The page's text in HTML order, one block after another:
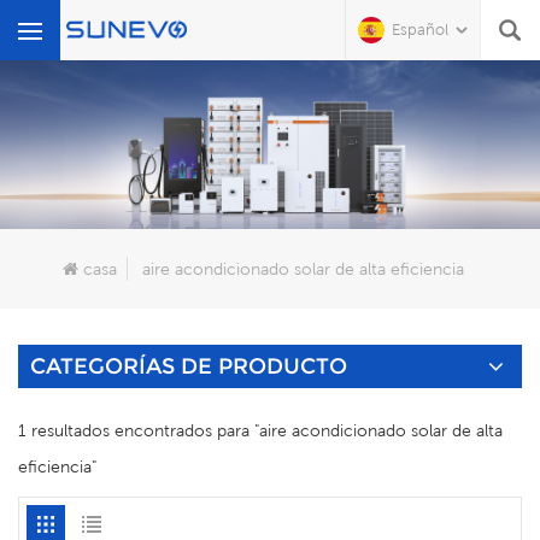
Español
Qué Buscas?
casa aire acondicionado solar de alta eficiencia
CATEGORÍAS DE PRODUCTO
1 resultados encontrados para "aire acondicionado solar de alta
eficiencia"